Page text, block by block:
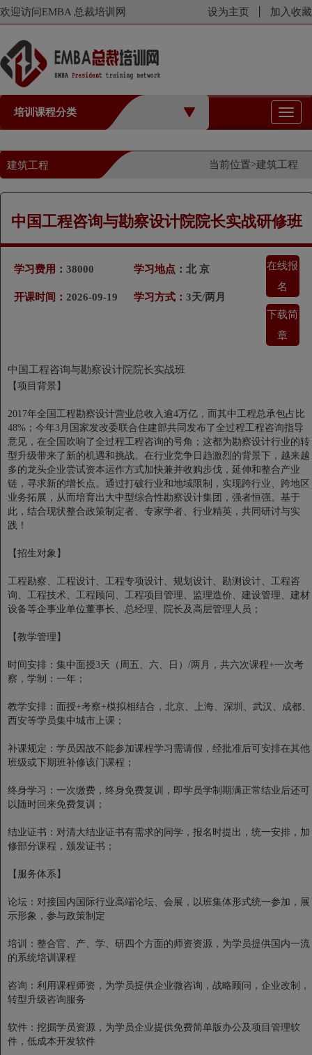
欢迎访问EMBA 总裁培训网 设为主页 加入收藏
培训课程分类
切
换
航
建筑工程 当前位置>建筑工程
中国工程咨询与勘察设计院院长实战研修班
学习费用：38000
开课时间： 2026-09-19
学习地点： 北 京
学习方式： 3天/两月
在线报
名
下载简
章
中国工程咨询与勘察设计院院长实战班
【项目背景】
2017年全国工程勘察设计营业总收入逾4万亿，而其中工程总承包占比
48%；今年3月国家发改委联合住建部共同发布了全过程工程咨询指导
意见，在全国吹响了全过程工程咨询的号角；这都为勘察设计行业的转
型升级带来了新的机遇和挑战。在行业竞争日趋激烈的背景下，越来越
多的龙头企业尝试资本运作方式加快兼并收购步伐，延伸和整合产业
链，寻求新的增长点。通过打破行业和地域限制，实现跨行业、跨地区
业务拓展，从而培育出大中型综合性勘察设计集团，强者恒强。基于
此，结合现状整合政策制定者、专家学者、行业精英，共同研讨与实
践！
【招生对象】
工程勘察、工程设计、工程专项设计、规划设计、勘测设计、工程咨
询、工程技术、工程顾问、工程项目管理、监理造价、建设管理、建材
设备等企事业单位董事长、总经理、院长及高层管理人员；
【教学管理】
时间安排：集中面授3天（周五、六、日）/两月，共六次课程+一次考
察，学制：一年；
教学安排：面授+考察+模拟相结合，北京、上海、深圳、武汉、成都、
西安等学员集中城市上课；
补课规定：学员因故不能参加课程学习需请假，经批准后可安排在其他
班级或下期班补修该门课程；
终身学习：一次缴费，终身免费复训，即学员学制期满正常结业后还可
以随时回来免费复训；
结业证书：对清大结业证书有需求的同学，报名时提出，统一安排，加
修部分课程，颁发证书；
【服务体系】
论坛：对接国内国际行业高端论坛、会展，以班集体形式统一参加，展
示形象，参与政策制定
培训：整合官、产、学、研四个方面的师资资源，为学员提供国内一流
的系统培训课程
咨询：利用课程师资，为学员提供企业微咨询，战略顾问，企业改制，
转型升级咨询服务
软件：挖掘学员资源，为学员企业提供免费简单版办公及项目管理软
件，低成本开发软件